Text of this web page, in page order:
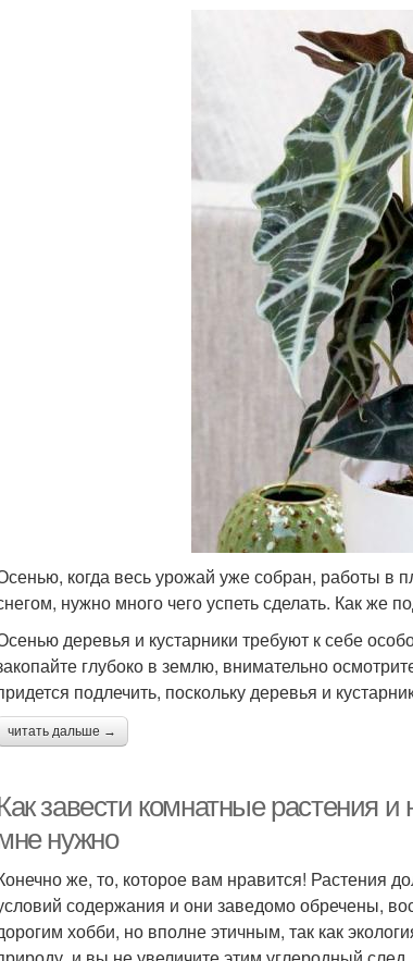
когда весь урожай уже собран, работы в
нужно много чего успеть сделать. Как же
деревья и кустарники требуют к себе
глубоко в землю, внимательно
подлечить, поскольку деревья и
читать дальше →
завести комнатные растения и
нужно
же, то, которое вам нравится! Растения
содержания и они заведомо обречены,
хобби, но вполне этичным, так как